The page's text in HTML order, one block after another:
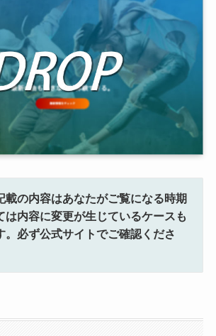
載の内容はあなたがご覧になる時期
は内容に変更が生じているケースも
必ず公式サイトでご確認くださ